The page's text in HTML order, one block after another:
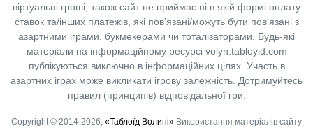
віртуальні гроші, також сайт не приймає ні в якій формі оплату
ставок та/інших платежів, які пов’язані/можуть бути пов’язані з
азартними іграми, букмекерами чи тоталізаторами. Будь-які
матеріали на інформаційному ресурсі volyn.tabloyid.com
публікуються виключно в інформаційних цілях. Участь в
азартних іграх може викликати ігрову залежність. Дотримуйтесь
правил (принципів) відповідальної гри.
Copyright © 2014-2026, «Таблоїд Волині» Використання матеріалів сайту